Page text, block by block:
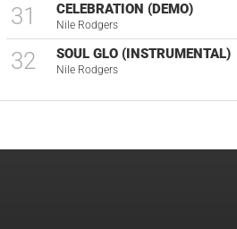
31 CELEBRATION (DEMO)
Nile Rodgers
32 SOUL GLO (INSTRUMENTAL)
Nile Rodgers